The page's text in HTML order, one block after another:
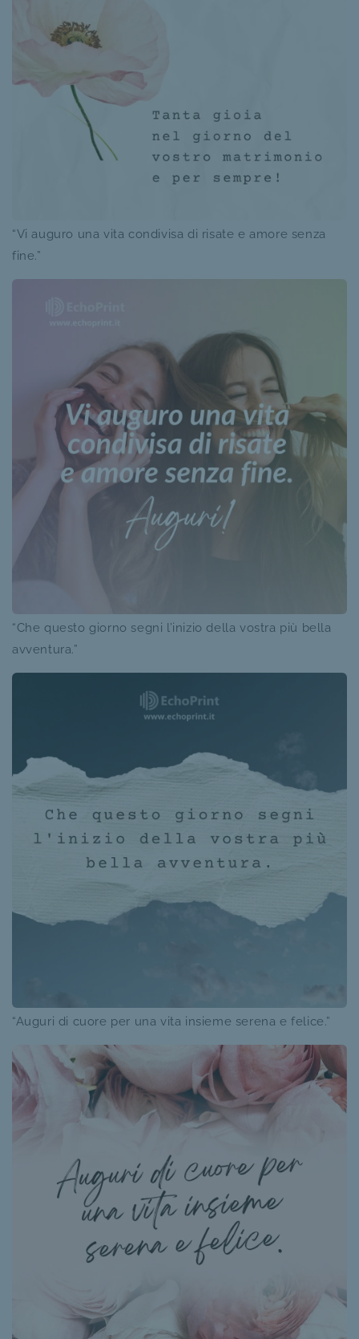
“Vi auguro una vita condivisa di risate e amore senza
fine.”
“Che questo giorno segni l’inizio della vostra più bella
avventura.”
“Auguri di cuore per una vita insieme serena e felice.”